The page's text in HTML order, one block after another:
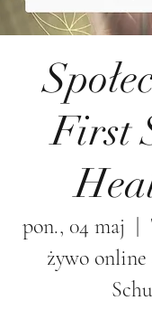
First
pon., 04 maj
żywo